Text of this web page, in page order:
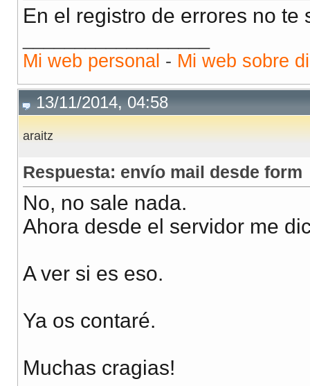
En el registro de errores no te
Mi web personal - Mi web sobre
13/11/2014, 04:58
araitz
Respuesta: envío mail desde form
No, no sale nada.
Ahora desde el servidor me
A ver si es eso.
Ya os contaré.
Muchas cragias!